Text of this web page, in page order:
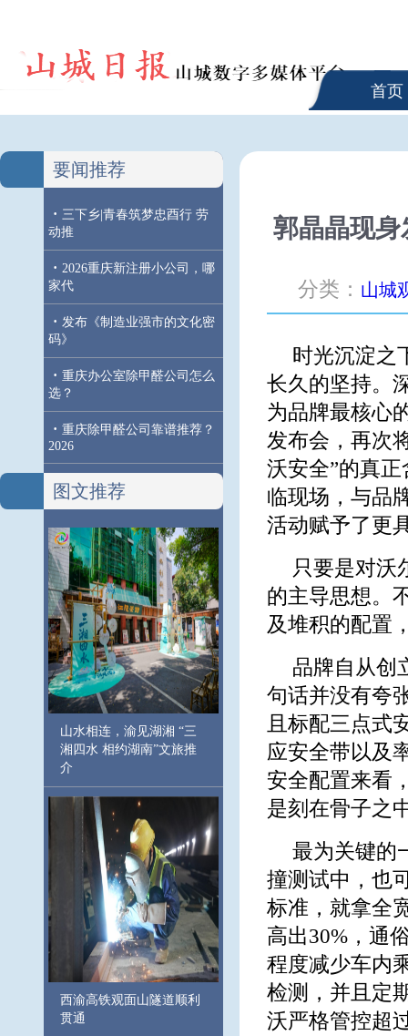
首页
要闻推荐
· 三下乡|青春筑梦忠酉行 劳
动推
· 2026重庆新注册小公司，哪
家代
· 发布《制造业强市的文化密
码》
· 重庆办公室除甲醛公司怎么
选？
· 重庆除甲醛公司靠谱推荐？
2026
图文推荐
山水相连，渝见湖湘 “三
湘四水 相约湖南”文旅推
介
西渝高铁观面山隧道顺利
贯通
郭晶晶现身
分类： 山城
时光沉淀之
长久的坚持。
为品牌最核心
发布会，再次
沃安全”的真
临现场，与品
活动赋予了更
只要是对沃
的主导思想。
及堆积的配置
品牌自从创
句话并没有夸
且标配三点式
应安全带以及
安全配置来看
是刻在骨子之
最为关键的
撞测试中，也
标准，就拿全
高出30%，通
程度减少车内
检测，并且定
沃严格管控超